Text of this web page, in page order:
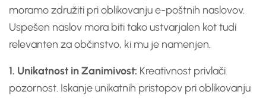
moramo združiti pri oblikovanju e-poštnih naslovov.
Uspešen naslov mora biti tako ustvarjalen kot tudi
relevanten za občinstvo, ki mu je namenjen.
1. Unikatnost in Zanimivost: Kreativnost privlači
pozornost. Iskanje unikatnih pristopov pri oblikovanju